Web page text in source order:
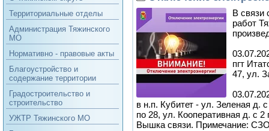
Территориальные отделы
Администрация Тяжинского
МО
Нормативно - правовые акты
Благоустройство и
содержание территории
Градостроительство и
строительство
УЖТР Тяжинского МО
В связи
работ
пгт
47, ул.
в н.п. Кубитет - ул. Зеленая д.
по 28, ул. Кооперативная д. с 2
Вышка связи. Примечание: